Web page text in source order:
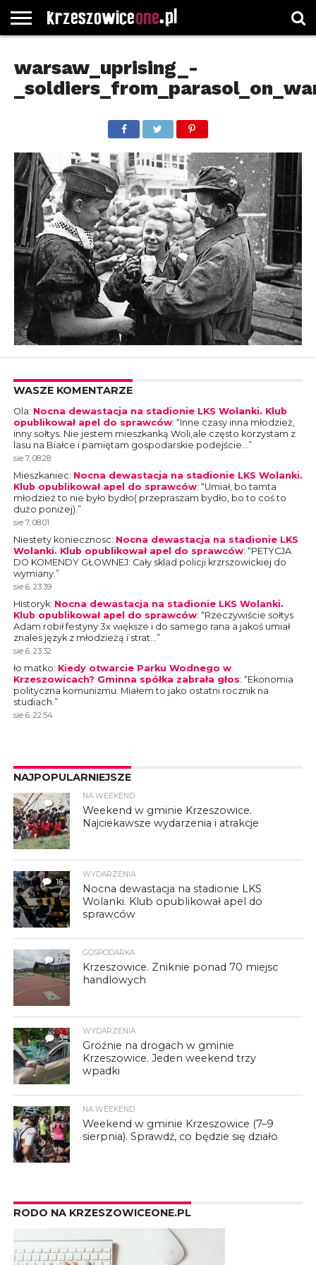
SAMORZĄDOWE
KATEGORIE
JAZDY
WATCH
warsaw_uprising_-
WASZE KOMENTARZE
Ola: Nocna dewastacja na stadionie LKS Wolanki. Klub
opublikował apel do sprawców: “Inne czasy inna młodzież,
inny sołtys. Nie jestem mieszkanką Woli,ale często korzystam z
lasu na Białce i pamiętam gospodarskie podejście… ”
sie 7, 08:28
Mieszkaniec: Nocna dewastacja na stadionie LKS Wolanki.
Klub opublikował apel do sprawców: “Umiał, bo tamta
młodzież to nie było bydło( przepraszam bydło, bo to coś to
dużo poniżej). ”
sie 7, 08:01
Niestety koniecznosc: Nocna dewastacja na stadionie LKS
Wolanki. Klub opublikował apel do sprawców: “PETYCJA
DO KOMENDY GŁOWNEJ: Cały sklad policji krzrszowickiej do
wymiany. ”
sie 6, 23:39
Historyk: Nocna dewastacja na stadionie LKS Wolanki.
Klub opublikował apel do sprawców: “Rzeczywiście sołtys
Adam robił festyny 3x większe i do samego rana a jakoś umiał
znales język z młodzieżą i strat… ”
sie 6, 23:32
ło matko: Kiedy otwarcie Parku Wodnego w
Krzeszowicach? Gminna spółka zabrała głos: “Ekonomia
polityczna komunizmu. Miałem to jako ostatni rocznik na
studiach. ”
sie 6, 22:54
NAJPOPULARNIEJSZE
4
NA WEEKEND
Weekend w gminie Krzeszowice.
Najciekawsze wydarzenia i atrakcje
16
WYDARZENIA
Nocna dewastacja na stadionie LKS
Wolanki. Klub opublikował apel do
sprawców
7
GOSPODARKA
Krzeszowice. Zniknie ponad 70 miejsc
handlowych
3
WYDARZENIA
Groźnie na drogach w gminie
Krzeszowice. Jeden weekend trzy
wpadki
NA WEEKEND
Weekend w gminie Krzeszowice (7–9
sierpnia). Sprawdź, co będzie się działo
RODO NA KRZESZOWICEONE.PL